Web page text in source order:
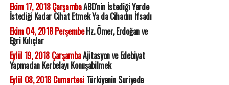
Ekim 17, 2018 ÇarşambaABD'nin İstediği Yerde
İstediği Kadar Cihat Etmek Ya da Cihadın İfsadı
Ekim 04, 2018 PerşembeHz. Ömer, Erdoğan ve
Eğri Kılıçlar
Eylül 19, 2018 ÇarşambaAjitasyon ve Edebiyat
Yapmadan Kerbelayı Konuşabilmek
Eylül 08, 2018 CumartesiTürkiyenin Suriyede